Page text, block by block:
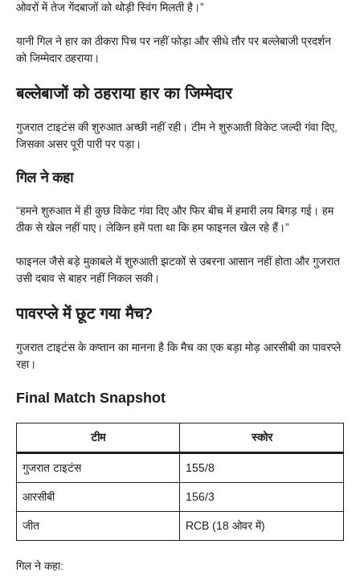
ओवरों में तेज गेंदबाजों को थोड़ी स्विंग मिलती है।”
यानी गिल ने हार का ठीकरा पिच पर नहीं फोड़ा और सीधे तौर पर बल्लेबाजी प्रदर्शन
को जिम्मेदार ठहराया।
बल्लेबाजों को ठहराया हार का जिम्मेदार
गुजरात टाइटंस की शुरुआत अच्छी नहीं रही। टीम ने शुरुआती विकेट जल्दी गंवा दिए,
जिसका असर पूरी पारी पर पड़ा।
गिल ने कहा
“हमने शुरुआत में ही कुछ विकेट गंवा दिए और फिर बीच में हमारी लय बिगड़ गई। हम
ठीक से खेल नहीं पाए। लेकिन हमें पता था कि हम फाइनल खेल रहे हैं।”
फाइनल जैसे बड़े मुकाबले में शुरुआती झटकों से उबरना आसान नहीं होता और गुजरात
उसी दबाव से बाहर नहीं निकल सकी।
पावरप्ले में छूट गया मैच?
गुजरात टाइटंस के कप्तान का मानना है कि मैच का एक बड़ा मोड़ आरसीबी का पावरप्ले
रहा।
Final Match Snapshot
टीम स्कोर
गुजरात टाइटंस 155/8
आरसीबी 156/3
जीत RCB (18 ओवर में)
गिल ने कहा: